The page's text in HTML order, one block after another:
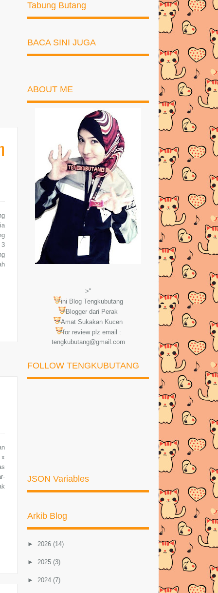
Tabung Butang
BACA SINI JUGA
ABOUT ME
>"
ini Blog Tengkubutang
Blogger dari Perak
Amat Sukakan Kucen
for review plz email :
tengkubutang@gmail.com
FOLLOW TENGKUBUTANG
JSON Variables
Arkib Blog
► 2026 (14)
► 2025 (3)
► 2024 (7)